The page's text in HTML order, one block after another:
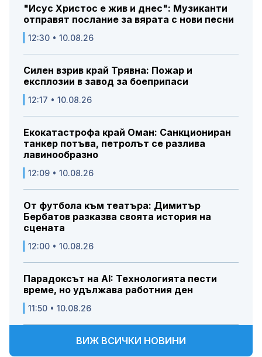
"Исус Христос е жив и днес": Музиканти
отправят послание за вярата с нови песни
12:30 • 10.08.26
Силен взрив край Трявна: Пожар и
експлозии в завод за боеприпаси
12:17 • 10.08.26
Екокатастрофа край Оман: Санкциониран
танкер потъва, петролът се разлива
лавинообразно
12:09 • 10.08.26
От футбола към театъра: Димитър
Бербатов разказва своята история на
сцената
12:00 • 10.08.26
Парадоксът на AI: Технологията пести
време, но удължава работния ден
11:50 • 10.08.26
ВИЖ ВСИЧКИ НОВИНИ